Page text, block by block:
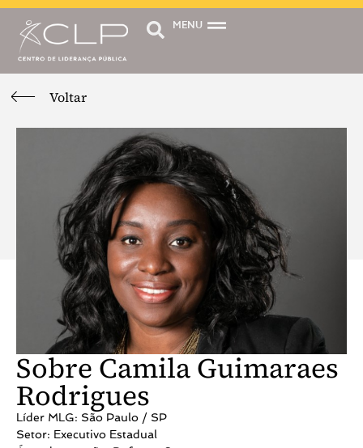
MENU
Voltar
Sobre Camila Guimaraes
Rodrigues
Líder MLG: São Paulo / SP
Setor: Executivo Estadual